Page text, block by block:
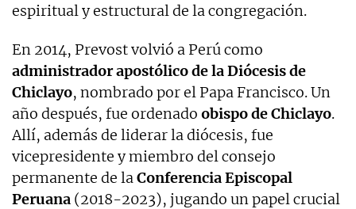
espiritual y estructural de la congregación.
En 2014, Prevost volvió a Perú como
administrador apostólico de la Diócesis de
Chiclayo, nombrado por el Papa Francisco. Un
año después, fue ordenado obispo de Chiclayo.
Allí, además de liderar la diócesis, fue
vicepresidente y miembro del consejo
permanente de laConferencia Episcopal
Peruana (2018-2023), jugando un papel crucial